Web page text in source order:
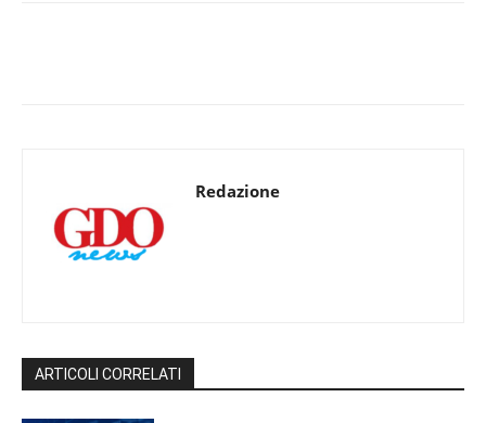
Redazione
ARTICOLI CORRELATI